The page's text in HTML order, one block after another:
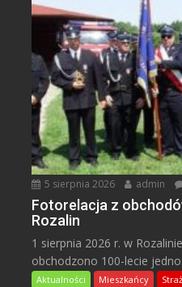
5 sierpnia 2026 admin
Fotorelacja z
Rozalin
1 sierpnia 2026 r. w
obchodzono 100-lecie
Aktualności Mieszkańcy